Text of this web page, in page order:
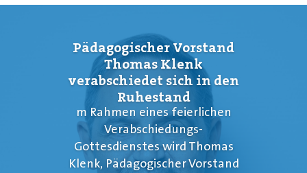
Pädagogischer Vorstand
Thomas Klenk
verabschiedet sich in den
Ruhestand
m Rahmen eines feierlichen
Verabschiedungs-
Gottesdienstes wird Thomas
Klenk, Pädagogischer Vorstand